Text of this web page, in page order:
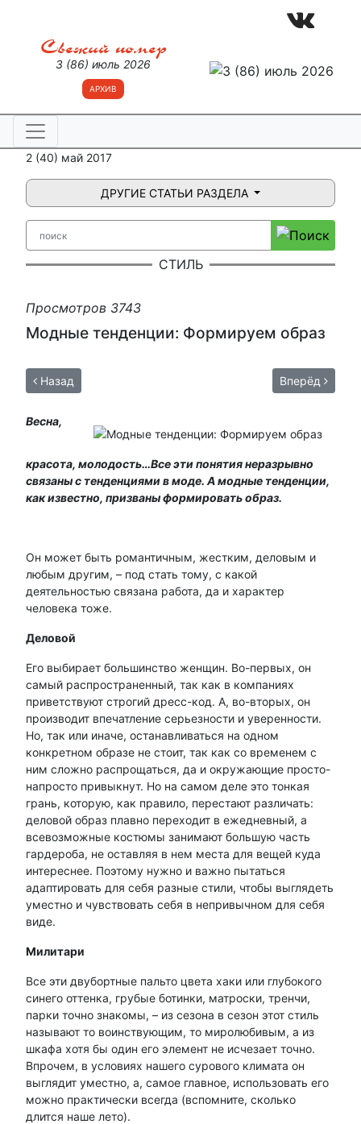
Свежий номер
3 (86) июль 2026
АРХИВ
2 (40) май 2017
ДРУГИЕ СТАТЬИ РАЗДЕЛА
СТИЛЬ
Просмотров 3743
Модные тенденции: Формируем образ
Назад Вперёд
Весна,
красота, молодость…Все эти понятия неразрывно
связаны с тенденциями в моде. А модные тенденции,
как известно, призваны формировать образ.
Он может быть романтичным, жестким, деловым и
любым другим, – под стать тому, с какой
деятельностью связана работа, да и характер
человека тоже.
Деловой
Его выбирает большинство женщин. Во-первых, он
самый распространенный, так как в компаниях
приветствуют строгий дресс-код. А, во-вторых, он
производит впечатление серьезности и уверенности.
Но, так или иначе, останавливаться на одном
конкретном образе не стоит, так как со временем с
ним сложно распрощаться, да и окружающие просто-
напросто привыкнут. Но на самом деле это тонкая
грань, которую, как правило, перестают различать:
деловой образ плавно переходит в ежедневный, а
всевозможные костюмы занимают большую часть
гардероба, не оставляя в нем места для вещей куда
интереснее. Поэтому нужно и важно пытаться
адаптировать для себя разные стили, чтобы выглядеть
уместно и чувствовать себя в непривычном для себя
виде.
Милитари
Все эти двубортные пальто цвета хаки или глубокого
синего оттенка, грубые ботинки, матроски, тренчи,
парки точно знакомы, – из сезона в сезон этот стиль
называют то воинствующим, то миролюбивым, а из
шкафа хотя бы один его элемент не исчезает точно.
Впрочем, в условиях нашего сурового климата он
выглядит уместно, а, самое главное, использовать его
можно практически всегда (вспомните, сколько
длится наше лето).